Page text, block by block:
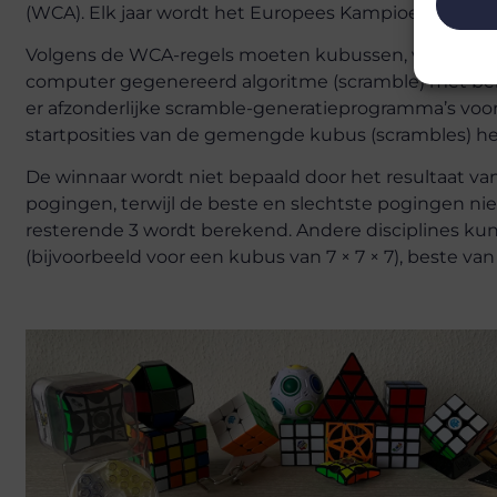
(WCA). Elk jaar wordt het Europees
Volgens de WCA-regels moeten kubussen, voordat
computer gegenereerd algoritme (scramble) met
er afzonderlijke scramble-generatieprogramma’s
startposities van de gemengde kubus (scrambles)
De winnaar wordt niet bepaald door het resultaat
pogingen, terwijl de beste en slechtste pogingen
resterende 3 wordt berekend. Andere disciplines
(bijvoorbeeld voor een kubus van 7 × 7 × 7), beste